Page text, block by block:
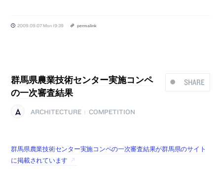
2009.09.07 Mon 19:39 permalink
SHARE
群馬県農業技術センター実施コンペ
の一次審査結果
ARCHITECTURE COMPETITION
群馬県農業技術センター実施コンペの一次審査結果が群馬県のサイト
に掲載されています